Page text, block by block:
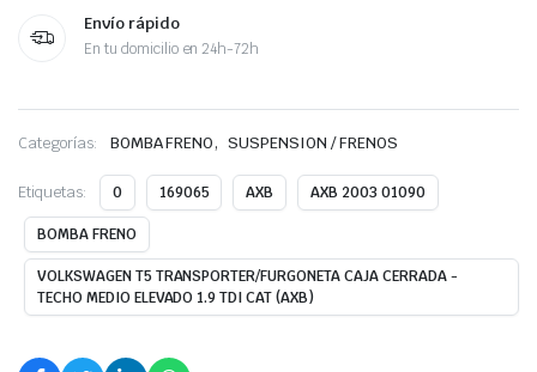
Envío rápido
En tu domicilio en 24h-72h
Categorías: BOMBA FRENO, SUSPENSION / FRENOS
Etiquetas: 0 169065 AXB AXB 2003 01090
BOMBA FRENO
VOLKSWAGEN T5 TRANSPORTER/FURGONETA CAJA CERRADA -
TECHO MEDIO ELEVADO 1.9 TDI CAT (AXB)